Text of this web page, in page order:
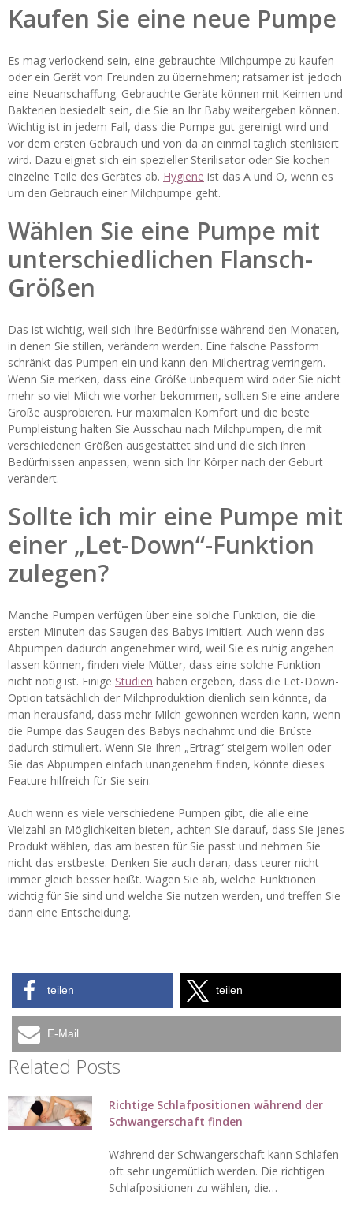
Kaufen Sie eine neue Pumpe
Es mag verlockend sein, eine gebrauchte Milchpumpe zu kaufen
oder ein Gerät von Freunden zu übernehmen; ratsamer ist jedoch
eine Neuanschaffung. Gebrauchte Geräte können mit Keimen und
Bakterien besiedelt sein, die Sie an Ihr Baby weitergeben können.
Wichtig ist in jedem Fall, dass die Pumpe gut gereinigt wird und
vor dem ersten Gebrauch und von da an einmal täglich sterilisiert
wird. Dazu eignet sich ein spezieller Sterilisator oder Sie kochen
einzelne Teile des Gerätes ab. Hygiene ist das A und O, wenn es
um den Gebrauch einer Milchpumpe geht.
Wählen Sie eine Pumpe mit
unterschiedlichen Flansch-
Größen
Das ist wichtig, weil sich Ihre Bedürfnisse während den Monaten,
in denen Sie stillen, verändern werden. Eine falsche Passform
schränkt das Pumpen ein und kann den Milchertrag verringern.
Wenn Sie merken, dass eine Größe unbequem wird oder Sie nicht
mehr so viel Milch wie vorher bekommen, sollten Sie eine andere
Größe ausprobieren. Für maximalen Komfort und die beste
Pumpleistung halten Sie Ausschau nach Milchpumpen, die mit
verschiedenen Größen ausgestattet sind und die sich ihren
Bedürfnissen anpassen, wenn sich Ihr Körper nach der Geburt
verändert.
Sollte ich mir eine Pumpe mit
einer „Let-Down“-Funktion
zulegen?
Manche Pumpen verfügen über eine solche Funktion, die die
ersten Minuten das Saugen des Babys imitiert. Auch wenn das
Abpumpen dadurch angenehmer wird, weil Sie es ruhig angehen
lassen können, finden viele Mütter, dass eine solche Funktion
nicht nötig ist. Einige Studien haben ergeben, dass die Let-Down-
Option tatsächlich der Milchproduktion dienlich sein könnte, da
man herausfand, dass mehr Milch gewonnen werden kann, wenn
die Pumpe das Saugen des Babys nachahmt und die Brüste
dadurch stimuliert. Wenn Sie Ihren „Ertrag“ steigern wollen oder
Sie das Abpumpen einfach unangenehm finden, könnte dieses
Feature hilfreich für Sie sein.
Auch wenn es viele verschiedene Pumpen gibt, die alle eine
Vielzahl an Möglichkeiten bieten, achten Sie darauf, dass Sie jenes
Produkt wählen, das am besten für Sie passt und nehmen Sie
nicht das erstbeste. Denken Sie auch daran, dass teurer nicht
immer gleich besser heißt. Wägen Sie ab, welche Funktionen
wichtig für Sie sind und welche Sie nutzen werden, und treffen Sie
dann eine Entscheidung.
teilen teilen
E-Mail
Related Posts
Richtige Schlafpositionen während der
Schwangerschaft finden
Während der Schwangerschaft kann Schlafen
oft sehr ungemütlich werden. Die richtigen
Schlafpositionen zu wählen, die…